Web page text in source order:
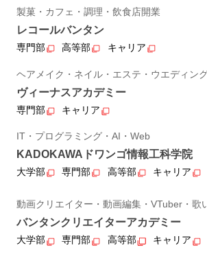
製菓・カフェ・調理・飲食店開業
レコールバンタン
専門部 高等部 キャリア
ヘアメイク・ネイル・エステ・ウエディン
ヴィーナスアカデミー
専門部 キャリア
IT・プログラミング・AI・Web
KADOKAWAドワンゴ情報工科学院
大学部 専門部 高等部 キャリア
動画クリエイター・動画編集・VTuber・歌
バンタンクリエイターアカデミー
大学部 専門部 高等部 キャリア